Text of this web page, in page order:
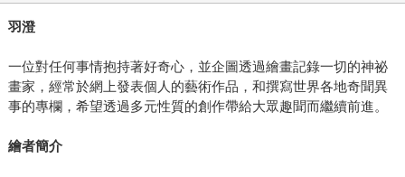
羽澄
一位對任何事情抱持著好奇心，並企圖透過繪畫記錄一切的神祕
畫家，經常於網上發表個人的藝術作品，和撰寫世界各地奇聞異
事的專欄，希望透過多元性質的創作帶給大眾趣聞而繼續前進。
繪者簡介